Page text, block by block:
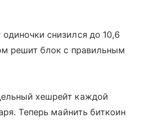
снизился до 10,6
решит блок с правильным
хешрейт каждой
Теперь майнить биткоин